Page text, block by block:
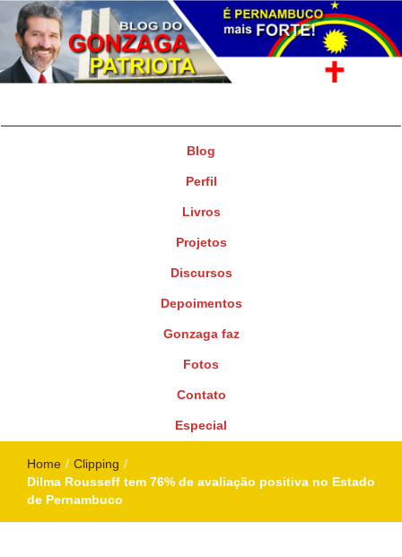
Blog
Perfil
Livros
Projetos
Discursos
Depoimentos
Gonzaga faz
Fotos
Contato
Especial
Home / Clipping /
Dilma Rousseff tem 76% de avaliação positiva no Estado
de Pernambuco